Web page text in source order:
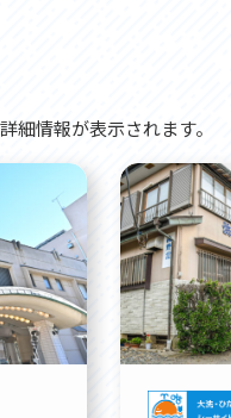
里山の風景が
のあるルー
大洗・ひたち海
リゾートエリアの
美しく変化に富ん
ルート。
コース紹介
アクセス
おすすめスタ
おすすめスポ
おすすめグル
サイクリスト
細情報が表示されます。